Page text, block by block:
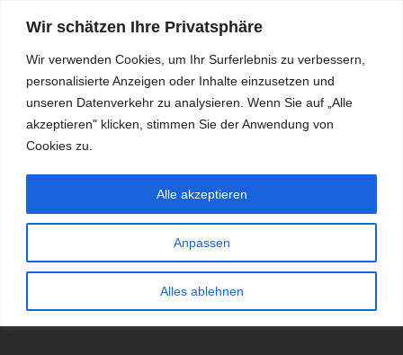
Wir schätzen Ihre Privatsphäre
Wir verwenden Cookies, um Ihr Surferlebnis zu verbessern,
personalisierte Anzeigen oder Inhalte einzusetzen und
unseren Datenverkehr zu analysieren. Wenn Sie auf „Alle
akzeptieren" klicken, stimmen Sie der Anwendung von
Cookies zu.
Anpassen
Alles ablehnen
Alle akzeptieren
RDKS.EXPERT
TESTS, EXPERTEN-TIPPS RUND UM DAS THEMA RDKS UND